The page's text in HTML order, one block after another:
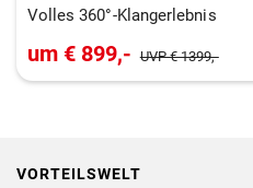
Volles 360°-Klangerlebnis
um € 899,- UVP € 1399,-
VORTEILSWELT